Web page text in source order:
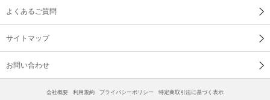
よくあるご質問
サイトマップ
お問い合わせ
会社概要 利用規約 プライバシーポリシー 特定商取引法に基づく表示